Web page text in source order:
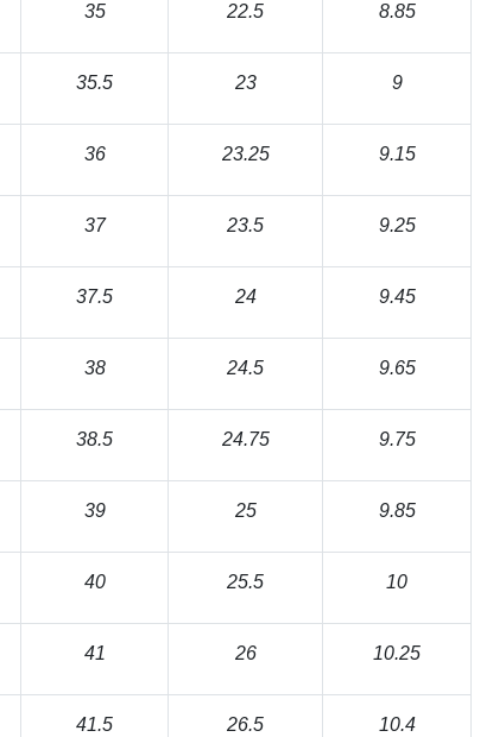
35 22.5 8.85
35.5 23 9
36 23.25 9.15
37 23.5 9.25
37.5 24 9.45
38 24.5 9.65
38.5 24.75 9.75
39 25 9.85
40 25.5 10
41 26 10.25
41.5 26.5 10.4